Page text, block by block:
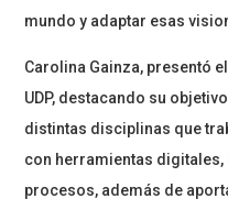
mundo y adaptar esas
Carolina Gainza, presentó
UDP, destacando su
distintas disciplinas que
con herramientas
procesos, además de